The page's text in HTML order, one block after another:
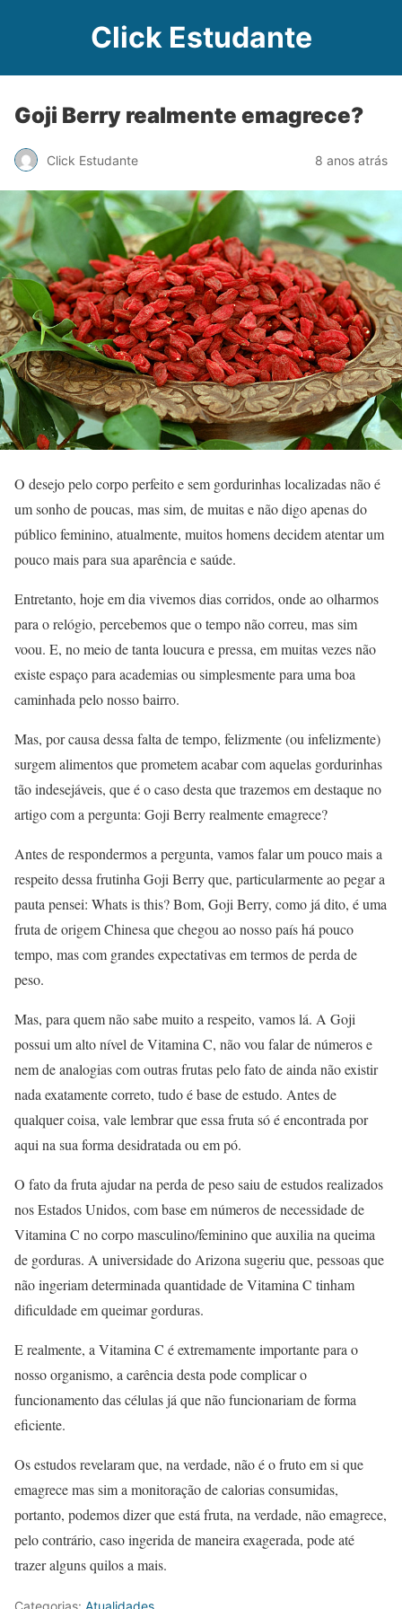
Click Estudante
Goji Berry realmente emagrece?
Click Estudante 8 anos atrás
O desejo pelo corpo perfeito e sem gordurinhas localizadas não é
um sonho de poucas, mas sim, de muitas e não digo apenas do
público feminino, atualmente, muitos homens decidem atentar um
pouco mais para sua aparência e saúde.
Entretanto, hoje em dia vivemos dias corridos, onde ao olharmos
para o relógio, percebemos que o tempo não correu, mas sim
voou. E, no meio de tanta loucura e pressa, em muitas vezes não
existe espaço para academias ou simplesmente para uma boa
caminhada pelo nosso bairro.
Mas, por causa dessa falta de tempo, felizmente (ou infelizmente)
surgem alimentos que prometem acabar com aquelas gordurinhas
tão indesejáveis, que é o caso desta que trazemos em destaque no
artigo com a pergunta: Goji Berry realmente emagrece?
Antes de respondermos a pergunta, vamos falar um pouco mais a
respeito dessa frutinha Goji Berry que, particularmente ao pegar a
pauta pensei: Whats is this? Bom, Goji Berry, como já dito, é uma
fruta de origem Chinesa que chegou ao nosso país há pouco
tempo, mas com grandes expectativas em termos de perda de
peso.
Mas, para quem não sabe muito a respeito, vamos lá. A Goji
possui um alto nível de Vitamina C, não vou falar de números e
nem de analogias com outras frutas pelo fato de ainda não existir
nada exatamente correto, tudo é base de estudo. Antes de
qualquer coisa, vale lembrar que essa fruta só é encontrada por
aqui na sua forma desidratada ou em pó.
O fato da fruta ajudar na perda de peso saiu de estudos realizados
nos Estados Unidos, com base em números de necessidade de
Vitamina C no corpo masculino/feminino que auxilia na queima
de gorduras. A universidade do Arizona sugeriu que, pessoas que
não ingeriam determinada quantidade de Vitamina C tinham
dificuldade em queimar gorduras.
E realmente, a Vitamina C é extremamente importante para o
nosso organismo, a carência desta pode complicar o
funcionamento das células já que não funcionariam de forma
eficiente.
Os estudos revelaram que, na verdade, não é o fruto em si que
emagrece mas sim a monitoração de calorias consumidas,
portanto, podemos dizer que está fruta, na verdade, não emagrece,
pelo contrário, caso ingerida de maneira exagerada, pode até
trazer alguns quilos a mais.
Categorias: Atualidades